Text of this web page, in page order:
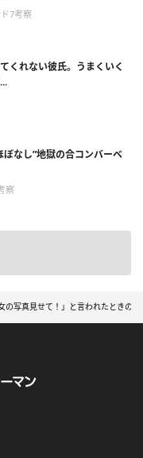
7考察
くれない彼氏。うまくいく
なし”地獄の合コンバーベ
察
女の写真見せて！」と言われたとき